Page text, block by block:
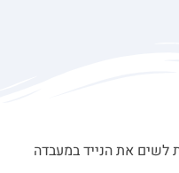
לשים את הנייד במעבדה